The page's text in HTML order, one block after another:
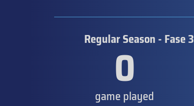
Regular Season - Fase 3
0
game played